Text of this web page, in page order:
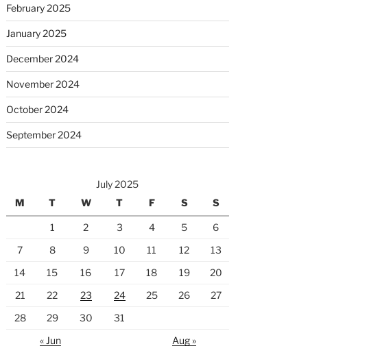
February 2025
January 2025
December 2024
November 2024
October 2024
September 2024
July 2025
M
T W T F S S
1 2 3 4 5
6
7
8 9 10 11 12
13
14
15 16 17 18 19
20
21
22 23 24 25 26
27
28
29 30
31
« Jun
Aug »